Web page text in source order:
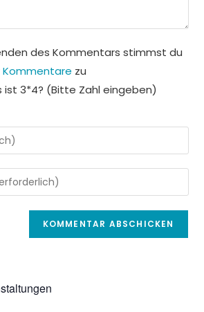
des Kommentars stimmst du
Kommentare zu
ist 3*4? (Bitte Zahl eingeben)